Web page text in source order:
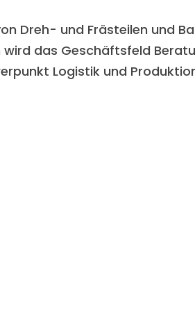
Dreh- und Frästeilen und
das Geschäftsfeld
Logistik und